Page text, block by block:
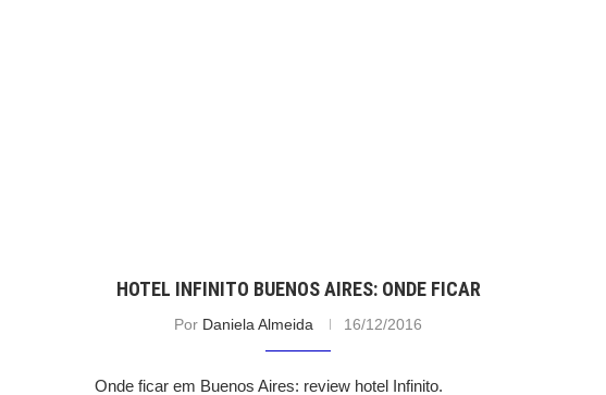
HOTEL INFINITO BUENOS AIRES: ONDE FICAR
Por Daniela Almeida 16/12/2016
Onde ficar em Buenos Aires: review hotel Infinito.